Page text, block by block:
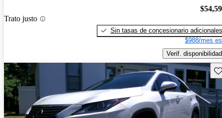
Trato justo
Sin tasas de concesionario adicionales
$988/mes
Verif. disponibilidad